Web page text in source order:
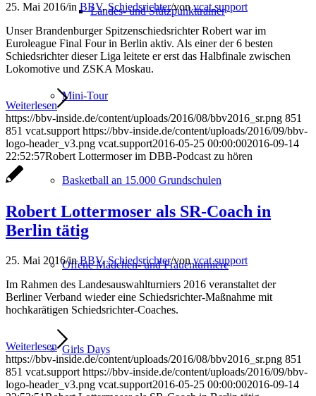
Landes- und Stützpunkttrainer
Mini-Tour
Basketball an 15.000 Grundschulen
Offene Mädchen- und Frauenturniere
Girls Days
25. Mai 2016/in BBV,Schiedsrichter/vonvcat.support
Unser Brandenburger Spitzenschiedsrichter Robert war im
Euroleague Final Four in Berlin aktiv. Als einer der 6 besten
Schiedsrichter dieser Liga leitete er erst das Halbfinale zwischen
Lokomotive und ZSKA Moskau.
Weiterlesen
https://bbv-inside.de/content/uploads/2016/08/bbv2016_sr.png 851
851 vcat.support https://bbv-inside.de/content/uploads/2016/09/bbv-
logo-header_v3.png vcat.support2016-05-25 00:00:002016-09-14
22:52:57Robert Lottermoser im DBB-Podcast zu hören
Robert Lottermoser als SR-Coach in
Berlin tätig
25. Mai 2016/inBBV,Schiedsrichter/vonvcat.support
Im Rahmen des Landesauswahlturniers 2016 veranstaltet der
Berliner Verband wieder eine Schiedsrichter-Maßnahme mit
hochkarätigen Schiedsrichter-Coaches.
Weiterlesen
https://bbv-inside.de/content/uploads/2016/08/bbv2016_sr.png 851
851 vcat.support https://bbv-inside.de/content/uploads/2016/09/bbv-
logo-header_v3.png vcat.support2016-05-25 00:00:002016-09-14